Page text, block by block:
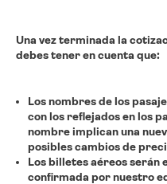
Una vez terminada la
debes tener en cuenta que:
Los nombres de los
con los reflejados en los
nombre implican una
posibles cambios de
Los billetes aéreos serán
confirmada por nuestro